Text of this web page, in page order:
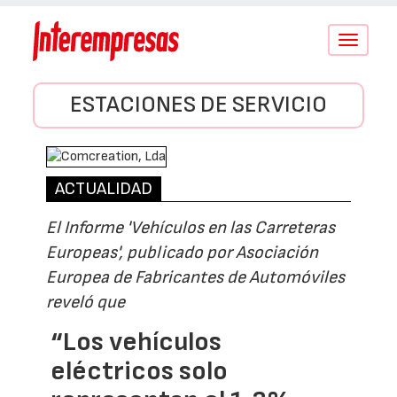
Conmutar
ESTACIONES DE SERVICIO
ACTUALIDAD
El Informe 'Vehículos en las Carreteras
Europeas', publicado por Asociación
Europea de Fabricantes de Automóviles
reveló que
“Los vehículos
eléctricos solo